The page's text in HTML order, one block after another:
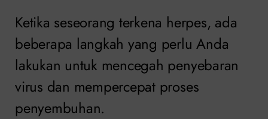
Ketika seseorang terkena herpes, ada
beberapa langkah yang perlu Anda
lakukan untuk mencegah penyebaran
virus dan mempercepat proses
penyembuhan.